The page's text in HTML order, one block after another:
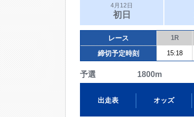
4月12日
初日
レース 1R
締切予定時刻 15:18
予選 1800m
出走表 オッズ